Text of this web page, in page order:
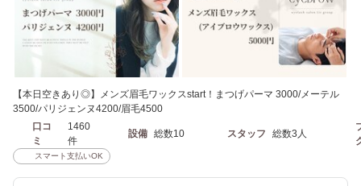
【本日空きあり◎】メンズ眉毛ワックスstart！まつげパーマ 3000/メーテル
3500/パリジェンヌ4200/眉毛4500
口コ
ミ
1460
件
設備 総数10 スタッフ 総数3人
スマート支払いOK